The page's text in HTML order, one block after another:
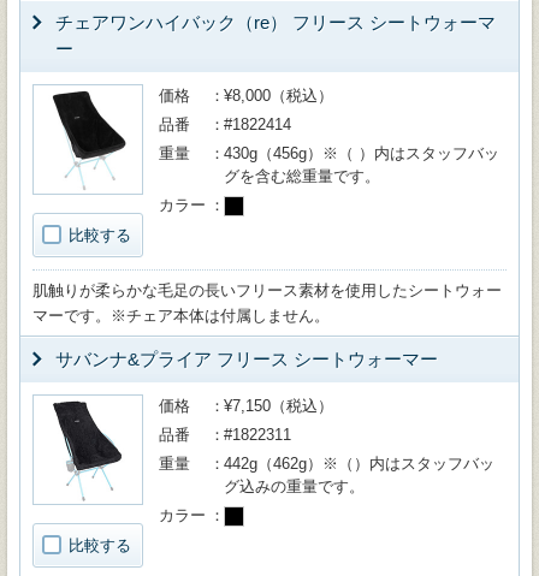
チェアワンハイバック（re） フリース シートウォーマ
ー
比較する
価格
¥8,000（税込）
品番
#1822414
重量
430g（456g）※（ ）内はスタッフバッ
グを含む総重量です。
カラー
肌触りが柔らかな毛足の長いフリース素材を使用したシートウォー
マーです。※チェア本体は付属しません。
サバンナ&プライア フリース シートウォーマー
比較する
価格
¥7,150（税込）
品番
#1822311
重量
442g（462g）※（）内はスタッフバッ
グ込みの重量です。
カラー